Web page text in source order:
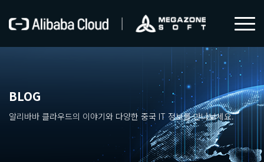
BLOG
알리바바 클라우드의 이야기와 다양한 중국 IT 정보를 만나보세요.